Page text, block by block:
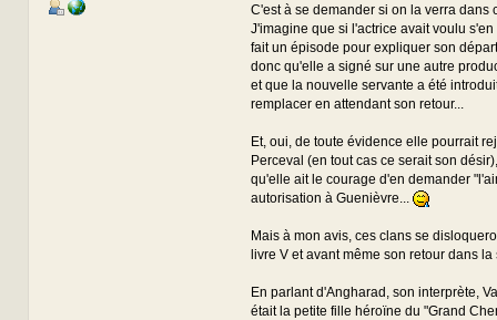
C'est à se demander si on la verra dans
J'imagine que si l'actrice avait voulu s'en
fait un épisode pour expliquer son
donc qu'elle a signé sur une autre
et que la nouvelle servante a été
remplacer en attendant son retour...
Et, oui, de toute évidence elle pourrait
Perceval (en tout cas ce serait son
qu'elle ait le courage d'en demander
autorisation à Guenièvre...
Mais à mon avis, ces clans se
livre V et avant même son retour dans la
En parlant d'Angharad, son interprète,
était la petite fille héroïne du "Grand